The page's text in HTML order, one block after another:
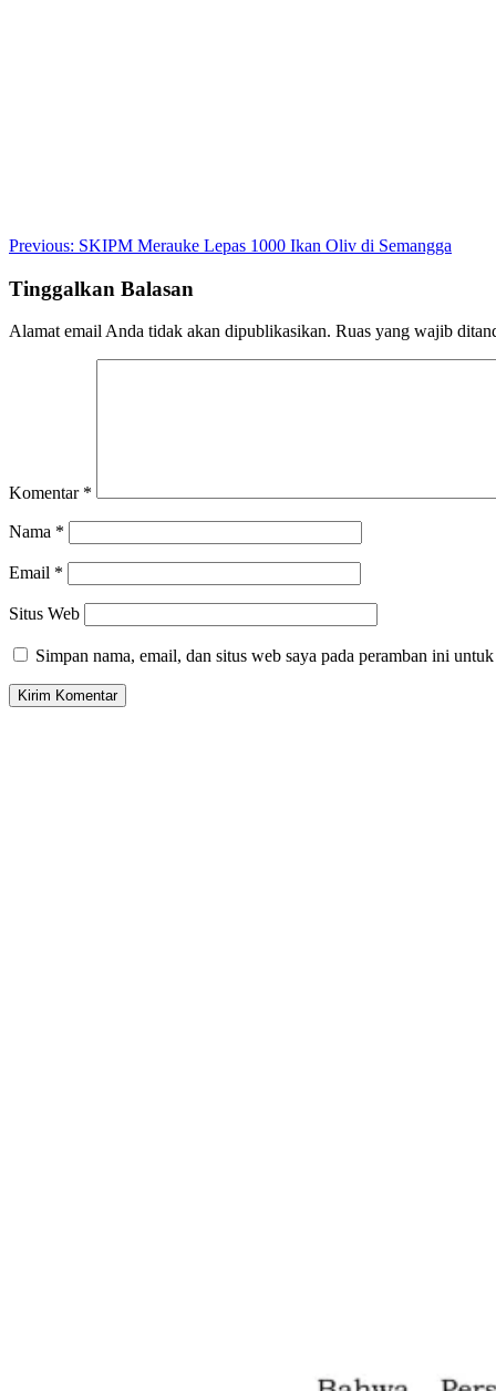
Post
navigation
Previous: SKIPM Merauke Lepas 1000 Ikan Oliv di Semangga
Tinggalkan Balasan
Alamat email Anda tidak akan dipublikasikan. Ruas yang wajib
Komentar *
Nama *
Email *
Situs Web
Simpan nama, email, dan situs web saya pada peramban ini